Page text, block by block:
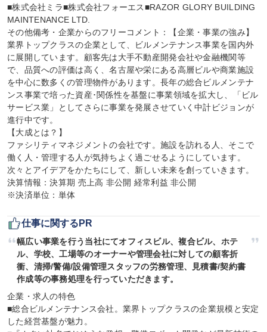
■株式会社ミラ■株式会社フォーエス■RAZOR GLORY BUILDING
MAINTENANCE LTD.
その他備考・企業からのフリーコメント：【企業・事業の強み】
業界トップクラスの企業として、ビルメンテナンス事業を国内外
に展開しています。顧客先は大手不動産開発会社や金融機関等
で、品質への評価は高く、名古屋や栄にある高層ビルや商業施設
を中心に数多くの管理物件があります。長年の総合ビルメンテナ
ンス事業で培った資産･関係性を基盤に事業領域を拡大し、「ビル
サービス業」としてさらに事業を発展させていく中計ビジョンが
進行中です。
【大成とは？】
ファシリティマネジメントの会社です。施設を訪れる人、そこで
働く人・管理する人が気持ちよく過ごせるようにしています。
次々とアイデアをかたちにして、新しい未来を創っていきます。
決算情報：決算期 売上高 非公開 経常利益 非公開
※決済単位：単体
仕事に関するPR
幅広い事業を行う当社にてオフィスビル、複合ビル、ホテ
ル、学校、工場等のオーナーや管理会社に対しての顧客折
衝、清掃/警備/設備管理スタッフの労務管理、見積書/契約書
作成等の事務処理を行っていただきます。
企業・求人の特色
■総合ビルメンテナンス会社。業界トップクラスの企業規模と安定
した経営基盤が魅力。